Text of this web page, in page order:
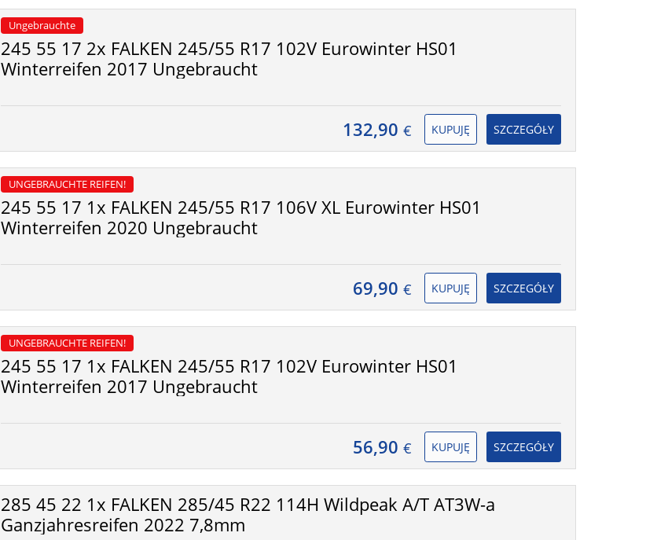
Ungebrauchte
245 55 17 2x FALKEN 245/55 R17 102V Eurowinter HS01
Winterreifen 2017 Ungebraucht
132,90 € KUPUJĘ SZCZEGÓŁY
UNGEBRAUCHTE REIFEN!
245 55 17 1x FALKEN 245/55 R17 106V XL Eurowinter HS01
Winterreifen 2020 Ungebraucht
69,90 € KUPUJĘ SZCZEGÓŁY
UNGEBRAUCHTE REIFEN!
245 55 17 1x FALKEN 245/55 R17 102V Eurowinter HS01
Winterreifen 2017 Ungebraucht
56,90 € KUPUJĘ SZCZEGÓŁY
285 45 22 1x FALKEN 285/45 R22 114H Wildpeak A/T AT3W-a
Ganzjahresreifen 2022 7,8mm